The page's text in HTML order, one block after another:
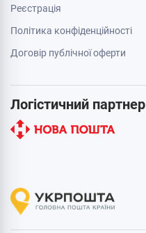
Реєстрація
Політика конфіденційності
Договір публічної оферти
Логістичний партнер